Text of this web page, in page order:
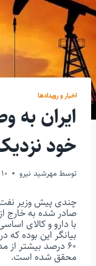
اخبار و رویدادها
ایران به
خود
توسط مهرشید نیرو 10 خرداد 1401
صادر شده به خارج
با دارو و کالای
بیانگر این بوده
۶۰ درصد بیشتر
محقق شده است.